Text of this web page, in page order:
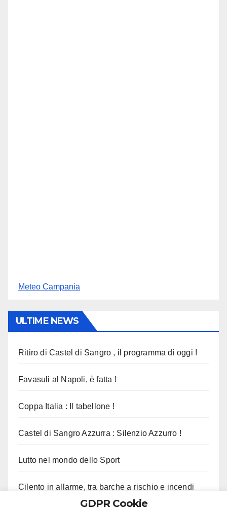
Meteo Campania
ULTIME NEWS
Ritiro di Castel di Sangro , il programma di oggi !
Favasuli al Napoli, è fatta !
Coppa Italia : Il tabellone !
Castel di Sangro Azzurra : Silenzio Azzurro !
Lutto nel mondo dello Sport
Cilento in allarme, tra barche a rischio e incendi
GDPR Cookie